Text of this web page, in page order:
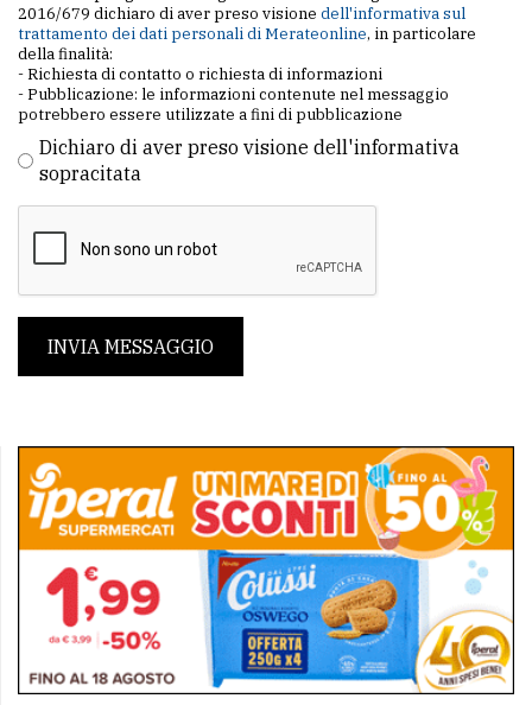
2016/679 dichiaro di aver preso visione dell'informativa sul
trattamento dei dati personali di Merateonline, in particolare
della finalità:
- Richiesta di contatto o richiesta di informazioni
- Pubblicazione: le informazioni contenute nel messaggio
potrebbero essere utilizzate a fini di pubblicazione
Dichiaro di aver preso visione dell'informativa
sopracitata
INVIA MESSAGGIO